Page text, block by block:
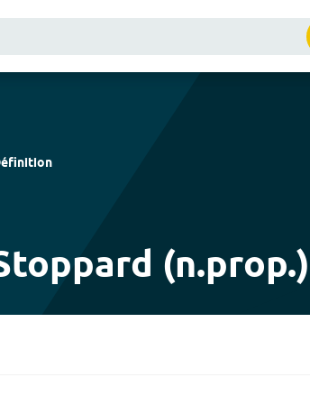
(n.prop.)